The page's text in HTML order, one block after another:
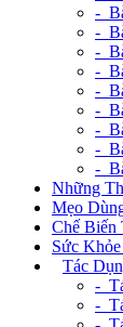
-
-
-
-
-
-
-
-
-
Những
Mẹo
Chế Biến
Sức
Tác
-
-